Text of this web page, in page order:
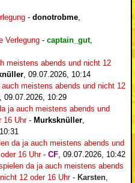
- donotrobme
Verlegung - captain_gut,
meistens abends und nicht 12
09.07.2026, 10:14
auch meistens abends und nicht 12
09.07.2026, 10:29
ja auch meistens abends und
16 Uhr- Murksknüller
da ja auch meistens abends und
16 Uhr- CF 09.07.2026, 10:42
da ja auch meistens abends
12 oder 16 Uhr- Karsten